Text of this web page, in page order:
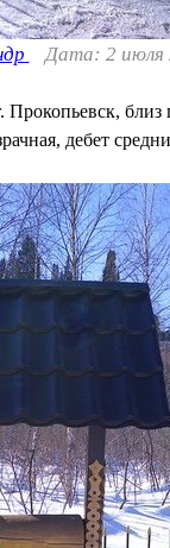
Дата: 2 июля
близ
дебет